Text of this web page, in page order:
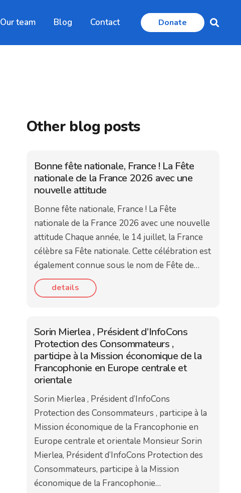
Our team Blog Contact Donate
Other blog posts
Bonne fête nationale, France ! La Fête
nationale de la France 2026 avec une
nouvelle attitude
Bonne fête nationale, France ! La Fête
nationale de la France 2026 avec une nouvelle
attitude Chaque année, le 14 juillet, la France
célèbre sa Fête nationale. Cette célébration est
également connue sous le nom de Fête de…
details
Sorin Mierlea , Président d’InfoCons
Protection des Consommateurs ,
participe à la Mission économique de la
Francophonie en Europe centrale et
orientale
Sorin Mierlea , Président d’InfoCons
Protection des Consommateurs , participe à la
Mission économique de la Francophonie en
Europe centrale et orientale Monsieur Sorin
Mierlea, Président d’InfoCons Protection des
Consommateurs, participe à la Mission
économique de la Francophonie…